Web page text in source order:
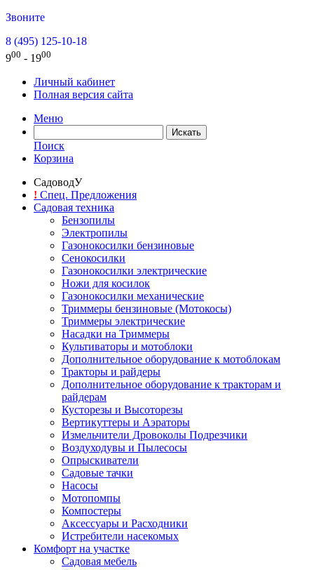
Звоните
8 (495) 125-10-18
900 - 1900
Личный кабинет
Полная версия сайта
Меню
Поиск
Корзина
СадоводУ
! Спец. Предложения
Садовая техника
Бензопилы
Электропилы
Газонокосилки бензиновые
Сенокосилки
Газонокосилки электрические
Ножи для косилок
Газонокосилки механические
Триммеры бензиновые (Мотокосы)
Триммеры электрические
Насадки на Триммеры
Культиваторы и мотоблоки
Дополнительное оборудование к мотоблокам
Тракторы и райдеры
Дополнительное оборудование к тракторам и
райдерам
Кусторезы и Высоторезы
Вертикуттеры и Аэраторы
Измельчители Дровоколы Подрезчики
Воздуходувы и Пылесосы
Опрыскиватели
Садовые тачки
Насосы
Мотопомпы
Компостеры
Аксессуары и Расходники
Истребители насекомых
Комфорт на участке
Садовая мебель